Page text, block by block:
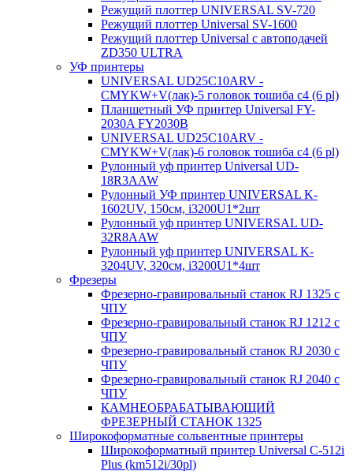
Режущий плоттер UNIVERSAL SV-720
Режущий плоттер Universal SV-1600
Режущий плоттер Universal с автоподачей
ZD350 ULTRA
УФ принтеры
UNIVERSAL UD25C10ARV -
CMYKW+V(лак)-5 головок тошиба с4 (6 pl)
Планшетный УФ принтер Universal FY-
2030A FY2030B
UNIVERSAL UD25C10ARV -
CMYKW+V(лак)-6 головок тошиба с4 (6 pl)
Рулонный уф принтер Universal UD-
18R3AAW
Рулонный УФ принтер UNIVERSAL K-
1602UV, 150см, i3200U1*2шт
Рулонный уф принтер UNIVERSAL UD-
32R8AAW
Рулонный уф принтер UNIVERSAL K-
3204UV, 320см, i3200U1*4шт
Фрезеры
Фрезерно-гравировальный станок RJ 1325 с
ЧПУ
Фрезерно-гравировальный станок RJ 1212 с
ЧПУ
Фрезерно-гравировальный станок RJ 2030 с
ЧПУ
Фрезерно-гравировальный станок RJ 2040 с
ЧПУ
КАМНЕОБРАБАТЫВАЮЩИЙ
ФРЕЗЕРНЫЙ СТАНОК 1325
Широкоформатные сольвентные принтеры
Широкоформатный принтер Universal C-512i
Plus (km512i/30pl)